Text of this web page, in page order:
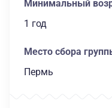
Минимальный
1 год
Место сбора
Пермь